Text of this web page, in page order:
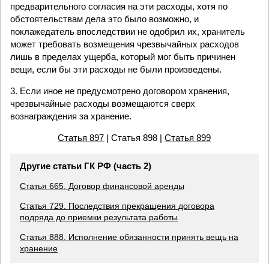
предварительного согласия на эти расходы, хотя по
обстоятельствам дела это было возможно, и
поклажедатель впоследствии не одобрил их, хранитель
может требовать возмещения чрезвычайных расходов
лишь в пределах ущерба, который мог быть причинен
вещи, если бы эти расходы не были произведены.
3. Если иное не предусмотрено договором хранения,
чрезвычайные расходы возмещаются сверх
вознаграждения за хранение.
Статья 897 | Статья 898 |Статья 899
Другие статьи ГК РФ (часть 2)
Статья 665. Договор финансовой аренды
Статья 729. Последствия прекращения договора
подряда до приемки результата работы
Статья 888. Исполнение обязанности принять вещь на
хранение